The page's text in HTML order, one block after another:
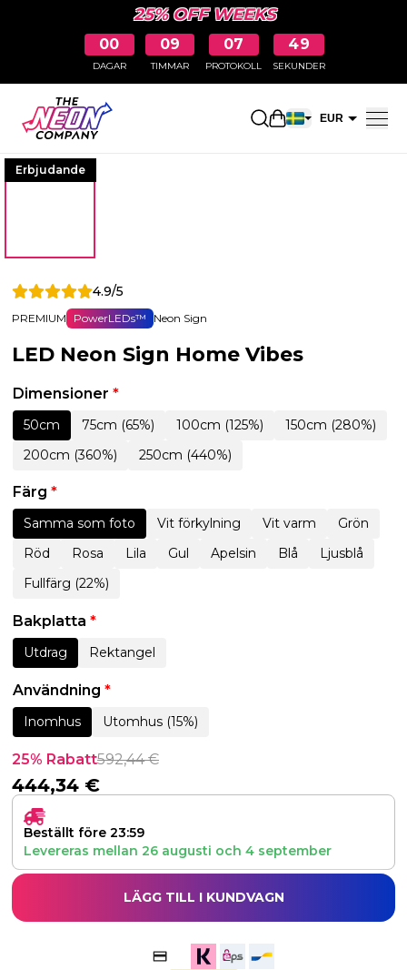
25% OFF WEEKS
00
DAGAR
09
TIMMAR
07
PROTOKOLL
48
SEKUNDER
ÖppnaEUR
Erbjudande
4.9/5
PREMIUM PowerLEDs™ Neon Sign
LED Neon Sign Home Vibes
Dimensioner *
50cm 75cm (65%) 100cm (125%)
150cm (280%)
200cm (360%)
250cm (440%)
Färg *
Samma som foto Vit förkylning Vit varm
Grön
Röd
Rosa Lila Gul Apelsin Blå
Ljusblå
Fullfärg (22%)
Bakplatta *
Utdrag Rektangel
Användning *
Inomhus Utomhus (15%)
25% Rabatt592,44€
444,34 €
Beställt före 23:59
Levereras mellan 26 augusti och 4 september
LÄGG TILL I KUNDVAGN